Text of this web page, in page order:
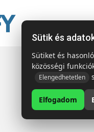
Kezdőlap
Sütik és
Sütiket és
közösségi
Elengedhetetlen
Elfogadom